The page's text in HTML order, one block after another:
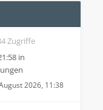
Zugriffe
in
2026, 11:38